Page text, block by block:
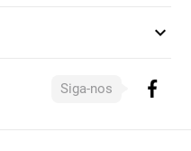
expand_more
Siga-nos